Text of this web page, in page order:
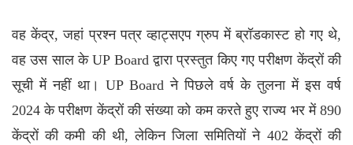
वह केंद्र, जहां प्रश्न पत्र व्हाट्सएप ग्रुप में ब्रॉडकास्ट हो गए थे,
वह उस साल के UP Board द्वारा प्रस्तुत किए गए परीक्षण केंद्रों की
सूची में नहीं था। UP Board ने पिछले वर्ष के तुलना में इस वर्ष
2024 के परीक्षण केंद्रों की संख्या को कम करते हुए राज्य भर में 890
केंद्रों की कमी की थी, लेकिन जिला समितियों ने 402 केंद्रों की